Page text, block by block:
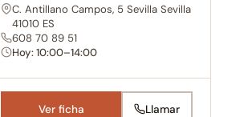
C. Antillano Campos, 5 Sevilla Sevilla
41010 ES
608 70 89 51
Hoy: 10:00–14:00
Ver ficha Llamar